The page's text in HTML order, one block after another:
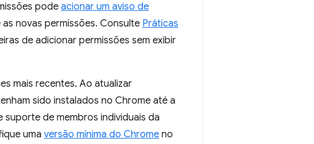
pode acionar um aviso de
novas permissões. Consulte Práticas
de adicionar permissões sem exibir
mais recentes. Ao atualizar
sido instalados no Chrome até a
de membros individuais da
uma versão mínima do Chrome no